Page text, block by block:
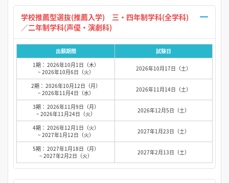
学校推薦型選抜(推薦入学) 三・四年制学科(全学科)
出願期間
試験日
1期： 2026年10月1日（木）
~ 2026年10月6日（火）
2026年10月17日（土）
2期： 2026年10月12日（月）
~ 2026年11月4日（水）
2026年11月14日（土）
3期： 2026年11月9日（月）
~ 2026年11月24日（火）
2026年12月5日（土）
4期： 2026年12月1日（火）
~ 2027年1月12日（火）
2027年1月23日（土）
5期： 2027年1月18日（月）
~ 2027年2月2日（火）
2027年2月13日（土）